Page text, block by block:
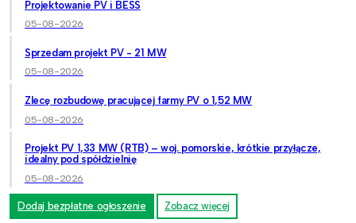
Projektowanie PV i BESS
05-08-2026
Sprzedam projekt PV - 21 MW
05-08-2026
Zlecę rozbudowę pracującej farmy PV o 1,52 MW
05-08-2026
Projekt PV 1,33 MW (RTB) – woj. pomorskie, krótkie przyłącze,
idealny pod spółdzielnię
05-08-2026
Dodaj bezpłatne ogłoszenie Zobacz więcej